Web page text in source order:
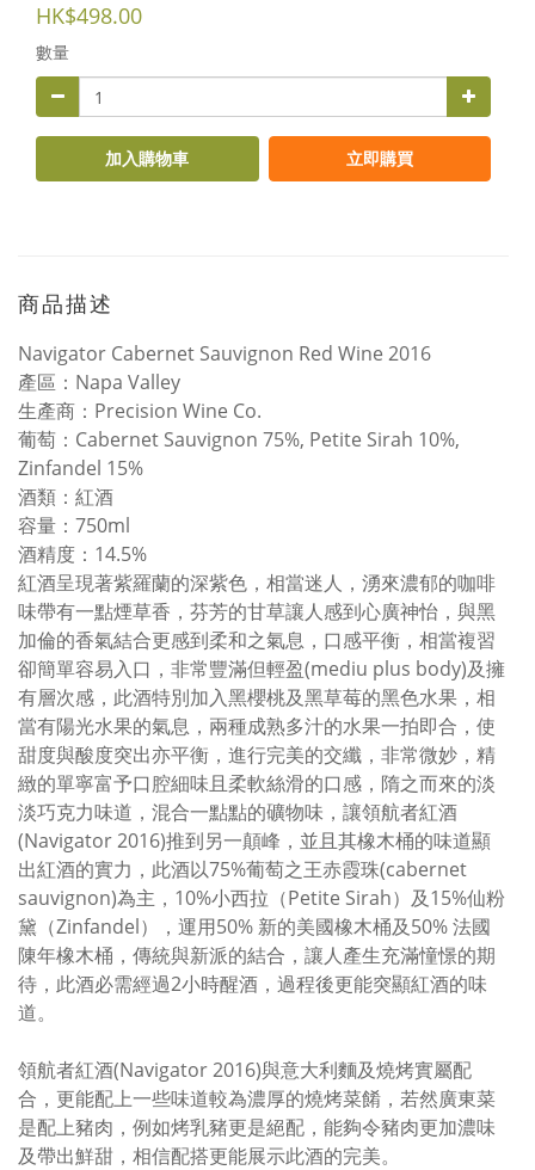
HK$498.00
數量
加入購物車 立即購買
商品描述
Navigator Cabernet Sauvignon Red Wine 2016
產區：Napa Valley
生產商：Precision Wine Co.
葡萄：Cabernet Sauvignon 75%, Petite Sirah 10%,
Zinfandel 15%
酒類：紅酒
容量：750ml
酒精度：14.5%
紅酒呈現著紫羅蘭的深紫色，相當迷人，湧來濃郁的咖啡
味帶有一點煙草香，芬芳的甘草讓人感到心廣神怡，與黑
加倫的香氣結合更感到柔和之氣息，口感平衡，相當複習
卻簡單容易入口，非常豐滿但輕盈(mediu plus body)及擁
有層次感，此酒特別加入黑櫻桃及黑草莓的黑色水果，相
當有陽光水果的氣息，兩種成熟多汁的水果一拍即合，使
甜度與酸度突出亦平衡，進行完美的交纖，非常微妙，精
緻的單寧富予口腔細味且柔軟絲滑的口感，隋之而來的淡
淡巧克力味道，混合一點點的礦物味，讓領航者紅酒
(Navigator 2016)推到另一顛峰，並且其橡木桶的味道顯
出紅酒的實力，此酒以75%葡萄之王赤霞珠(cabernet
sauvignon)為主，10%小西拉（Petite Sirah）及15%仙粉
黛（Zinfandel），運用50% 新的美國橡木桶及50% 法國
陳年橡木桶，傳統與新派的結合，讓人產生充滿憧憬的期
待，此酒必需經過2小時醒酒，過程後更能突顯紅酒的味
道。
領航者紅酒(Navigator 2016)與意大利麵及燒烤實屬配
合，更能配上一些味道較為濃厚的燒烤菜餚，若然廣東菜
是配上豬肉，例如烤乳豬更是絕配，能夠令豬肉更加濃味
及帶出鮮甜，相信配搭更能展示此酒的完美。